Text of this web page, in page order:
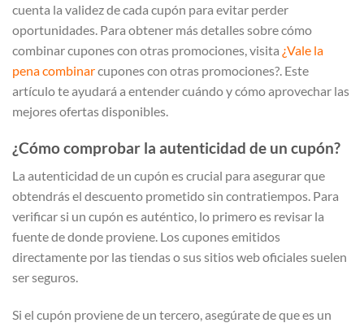
cuenta la validez de cada cupón para evitar perder
oportunidades. Para obtener más detalles sobre cómo
combinar cupones con otras promociones, visita ¿Vale la
pena combinarcupones con otras promociones?. Este
artículo te ayudará a entender cuándo y cómo aprovechar las
mejores ofertas disponibles.
¿Cómo comprobar la autenticidad de un cupón?
La autenticidad de un cupón es crucial para asegurar que
obtendrás el descuento prometido sin contratiempos. Para
verificar si un cupón es auténtico, lo primero es revisar la
fuente de donde proviene. Los cupones emitidos
directamente por las tiendas o sus sitios web oficiales suelen
ser seguros.
Si el cupón proviene de un tercero, asegúrate de que es un